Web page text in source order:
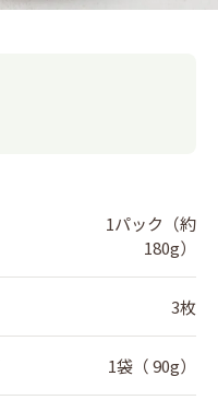
1パック（約
180g）
3枚
1袋（ 90g）